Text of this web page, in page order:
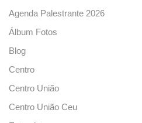
Agenda Palestrante 2026
Álbum Fotos
Blog
Centro
Centro União
Centro União Ceu